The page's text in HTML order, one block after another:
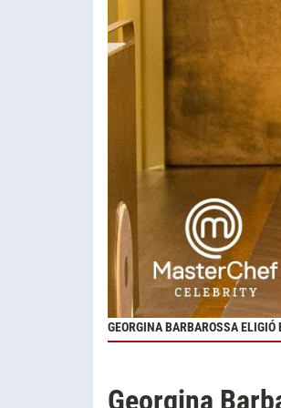
GEORGINA BARBAROSSA
Georgina